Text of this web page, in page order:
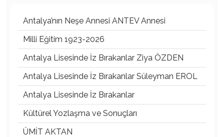
Antalya’nın Neşe Annesi ANTEV Annesi
Milli Eğitim 1923-2026
Antalya Lisesinde İz Bırakanlar Ziya ÖZDEN
Antalya Lisesinde İz Bırakanlar Süleyman EROL
Antalya Lisesinde İz Bırakanlar
Kültürel Yozlaşma ve Sonuçları
ÜMİT AKTAN